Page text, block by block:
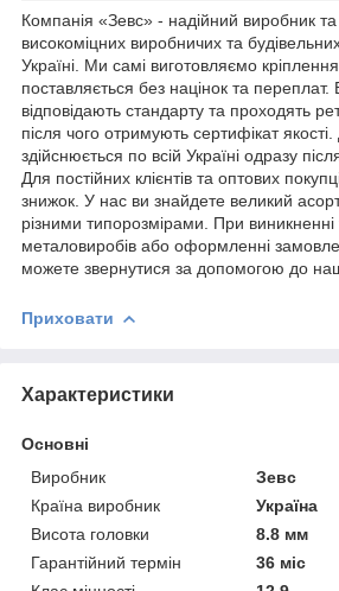
Компанія «Зевс» - надійний виробник
високоміцних виробничих та
Україні. Ми самі виготовляємо
поставляється без націнок та переплат.
відповідають стандарту та проходять
після чого отримують сертифікат якості.
здійснюється по всій Україні одразу
Для постійних клієнтів та оптових
знижок. У нас ви знайдете великий
різними типорозмірами. При виникненні
металовиробів або оформленні
можете звернутися за допомогою до
Приховати
Характеристики
Основні
Виробник
Зевс
Країна виробник
Україна
Висота головки
8.8 мм
Гарантійний термін
36 міс